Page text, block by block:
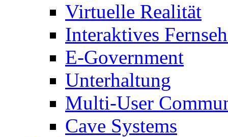
Virtuelle Realität
Interaktives
E-Government
Unterhaltung
Multi-User
Cave Systems